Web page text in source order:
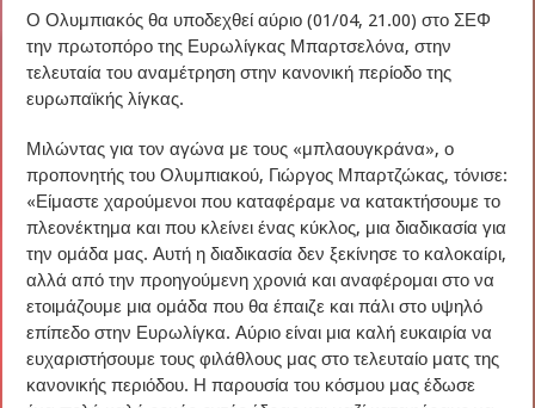
Ο Ολυμπιακός θα υποδεχθεί αύριο (01/04, 21.00) στο ΣΕΦ
την πρωτοπόρο της Ευρωλίγκας Μπαρτσελόνα, στην
τελευταία του αναμέτρηση στην κανονική περίοδο της
ευρωπαϊκής λίγκας.
Μιλώντας για τον αγώνα με τους «μπλαουγκράνα», ο
προπονητής του Ολυμπιακού, Γιώργος Μπαρτζώκας, τόνισε:
«Είμαστε χαρούμενοι που καταφέραμε να κατακτήσουμε το
πλεονέκτημα και που κλείνει ένας κύκλος, μια διαδικασία για
την ομάδα μας. Αυτή η διαδικασία δεν ξεκίνησε το καλοκαίρι,
αλλά από την προηγούμενη χρονιά και αναφέρομαι στο να
ετοιμάζουμε μια ομάδα που θα έπαιζε και πάλι στο υψηλό
επίπεδο στην Ευρωλίγκα. Αύριο είναι μια καλή ευκαιρία να
ευχαριστήσουμε τους φιλάθλους μας στο τελευταίο ματς της
κανονικής περιόδου. Η παρουσία του κόσμου μας έδωσε